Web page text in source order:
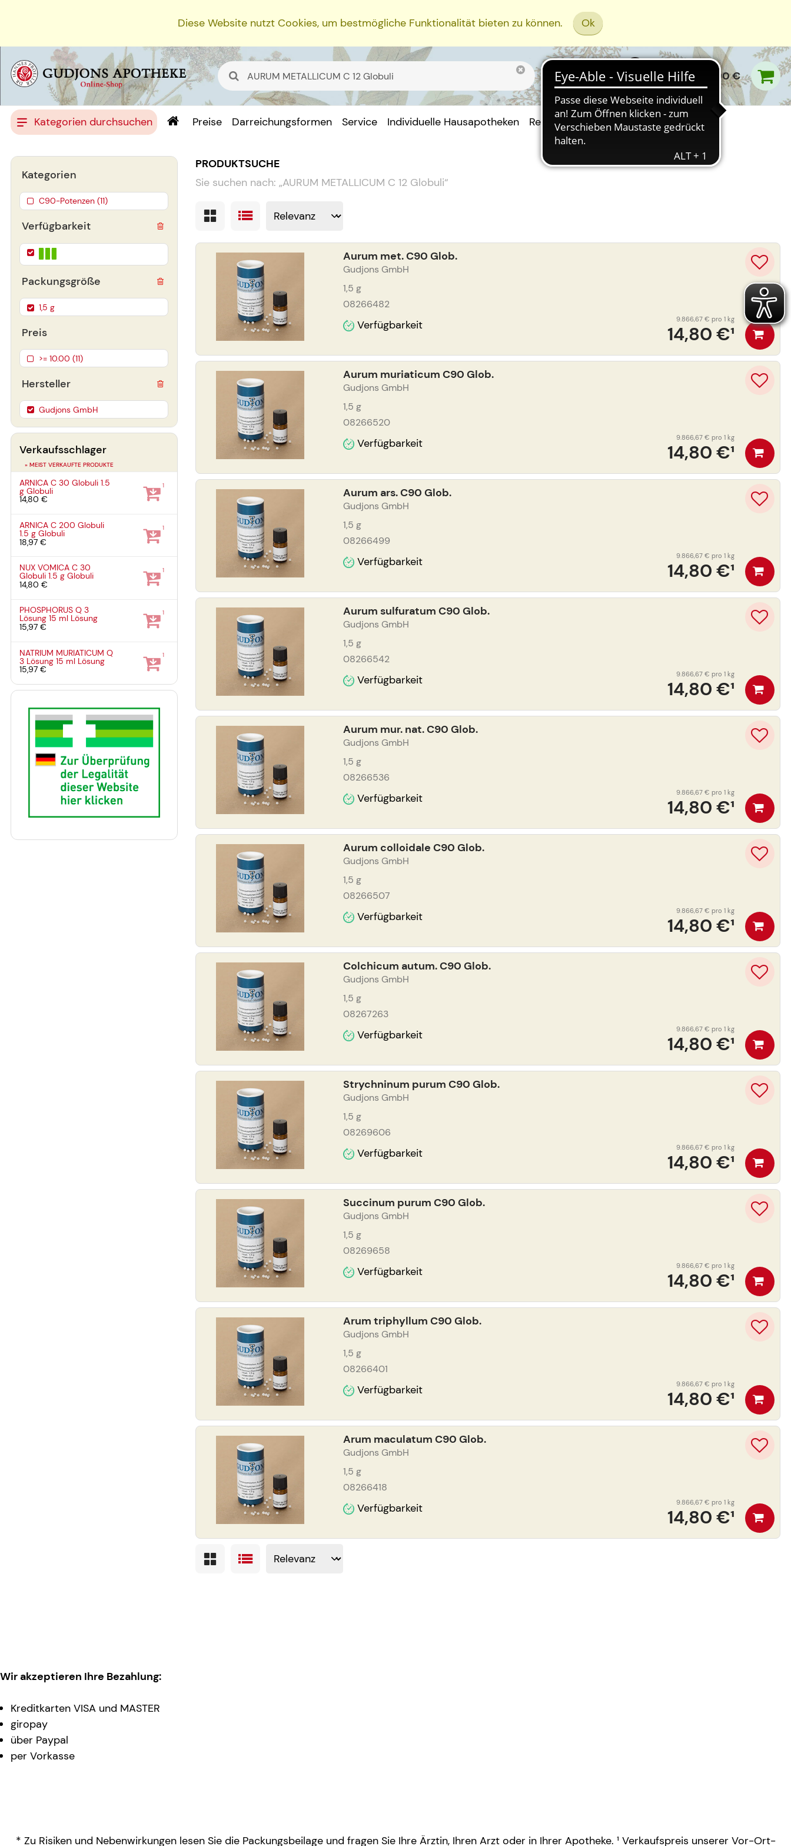
Diese Website nutzt Cookies, um bestmögliche Funktionalität bieten zu können. Ok
0,00 €
Kategorien durchsuchen Preise Darreichungsformen Service Individuelle Hausapotheken Rezept Einreichen
PRODUKTSUCHE
Sie suchen nach: „AURUM METALLICUM C 12 Globuli“
Aurum met. C90 Glob.
Gudjons GmbH
1,5 g
08266482
Verfügbarkeit 14,80 €¹
9.866,67 € pro 1 kg
Aurum muriaticum C90 Glob.
Gudjons GmbH
1,5 g
08266520
Verfügbarkeit 14,80 €¹
9.866,67 € pro 1 kg
Aurum ars. C90 Glob.
Gudjons GmbH
1,5 g
08266499
Verfügbarkeit 14,80 €¹
9.866,67 € pro 1 kg
Aurum sulfuratum C90 Glob.
Gudjons GmbH
1,5 g
08266542
Verfügbarkeit 14,80 €¹
9.866,67 € pro 1 kg
Aurum mur. nat. C90 Glob.
Gudjons GmbH
1,5 g
08266536
Verfügbarkeit 14,80 €¹
9.866,67 € pro 1 kg
Aurum colloidale C90 Glob.
Gudjons GmbH
1,5 g
08266507
Verfügbarkeit 14,80 €¹
9.866,67 € pro 1 kg
Colchicum autum. C90 Glob.
Gudjons GmbH
1,5 g
08267263
Verfügbarkeit 14,80 €¹
9.866,67 € pro 1 kg
Strychninum purum C90 Glob.
Gudjons GmbH
1,5 g
08269606
Verfügbarkeit 14,80 €¹
9.866,67 € pro 1 kg
Succinum purum C90 Glob.
Gudjons GmbH
1,5 g
08269658
Verfügbarkeit 14,80 €¹
9.866,67 € pro 1 kg
Arum triphyllum C90 Glob.
Gudjons GmbH
1,5 g
08266401
Verfügbarkeit 14,80 €¹
9.866,67 € pro 1 kg
Arum maculatum C90 Glob.
Gudjons GmbH
1,5 g
08266418
Verfügbarkeit 14,80 €¹
9.866,67 € pro 1 kg
Verfügbarkeit
Packungsgröße
1,5 g
Preis
>= 10.00 (11)
Hersteller
Gudjons GmbH
Kategorien
C90-Potenzen (11)
Verkaufsschlager
» MEIST VERKAUFTE PRODUKTE
ARNICA C 30 Globuli1.5
gGlobuli
14,80 €
1
ARNICA C 200 Globuli
1.5 gGlobuli
18,97 €
1
NUX VOMICA C 30
Globuli1.5 gGlobuli
14,80 €
1
PHOSPHORUS Q 3
Lösung15 ml Lösung
15,97 €
1
NATRIUM MURIATICUM Q
3 Lösung15 ml Lösung
15,97 €
1
Wir akzeptieren Ihre Bezahlung:
Kreditkarten VISA und MASTER
giropay
über Paypal
per Vorkasse
* Zu Risiken und Nebenwirkungen lesen Sie die Packungsbeilage und fragen Sie Ihre Ärztin, Ihren Arzt oder in Ihrer Apotheke. ¹ Verkaufspreis unserer Vor-Ort-